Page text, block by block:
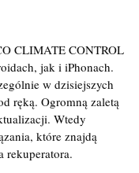
CLIMATE CONTROL
jak i iPhonach.
w dzisiejszych
ręką. Ogromną zaletą
Wtedy
które znajdą
rekuperatora.